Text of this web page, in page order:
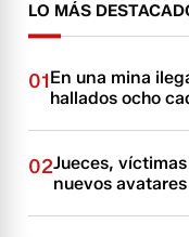
LO MÁS
01En una mina
hallados ocho
02Jueces,
nuevos